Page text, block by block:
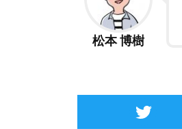
松本 博樹